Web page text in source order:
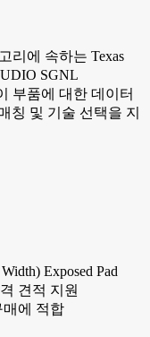
리에 속하는 Texas
SGNL
부품에 대한 데이터
칭 및 기술 선택을 지
Exposed Pad
견적 지원
매에 적합